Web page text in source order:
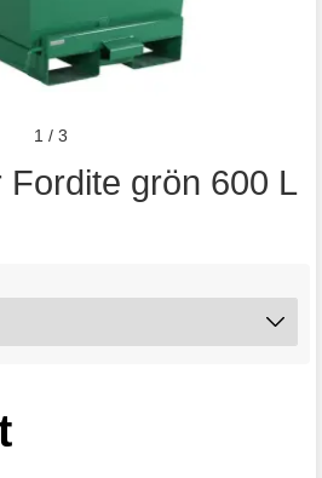
Fordite grön 600 L
1 / 3